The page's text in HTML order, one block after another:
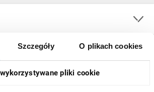
Szczegóły O plikach cookies
pliki cookie